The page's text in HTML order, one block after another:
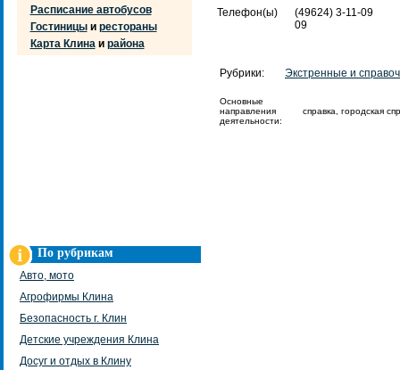
Расписание автобусов
Гостиницыи рестораны
Карта Клинаи района
По рубрикам
Авто, мото
Агрофирмы Клина
Безопасность г. Клин
Детские учреждения Клина
Досуг и отдых в Клину
Телефон(ы)
(49624) 3-11-09
09
Рубрики: Экстренные и
Основные
направления
деятельности:
справка, городская